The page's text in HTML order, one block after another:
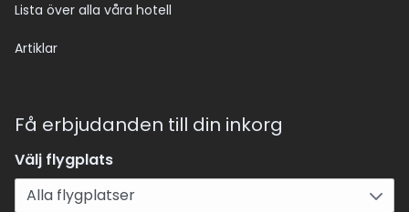
Lista över alla våra hotell
Artiklar
Få erbjudanden till din inkorg
Välj flygplats